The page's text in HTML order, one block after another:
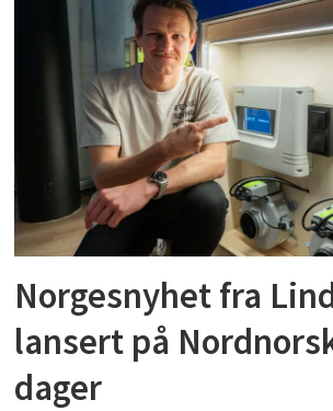
Norgesnyhet fra
lansert på
dager